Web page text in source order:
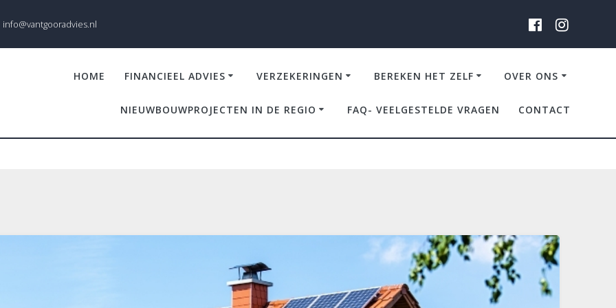
info@vantgooradvies.nl
HOME FINANCIEEL ADVIES VERZEKERINGEN BEREKEN HET ZELF OVER ONS
NIEUWBOUWPROJECTEN IN DE REGIO FAQ- VEELGESTELDE VRAGEN CONTACT